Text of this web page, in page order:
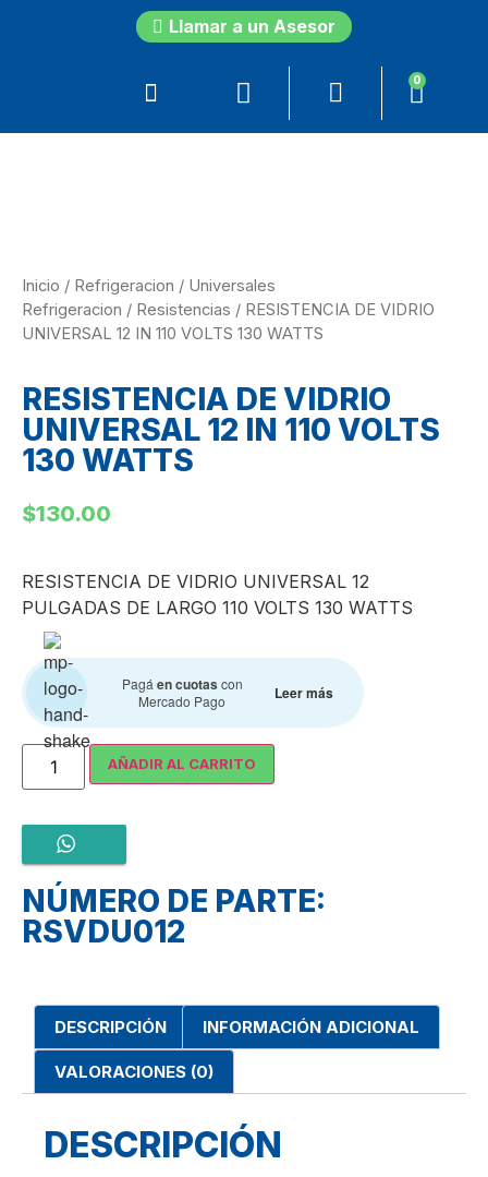
Llamar a un Asesor
0
Inicio / Refrigeracion / Universales
Refrigeracion / Resistencias / RESISTENCIA DE VIDRIO
UNIVERSAL 12 IN 110 VOLTS 130 WATTS
RESISTENCIA DE VIDRIO
UNIVERSAL 12 IN 110 VOLTS
130 WATTS
$130.00
RESISTENCIA DE VIDRIO UNIVERSAL 12
PULGADAS DE LARGO 110 VOLTS 130 WATTS
Pagáen cuotas con
Mercado Pago
Leer más
AÑADIR AL CARRITO
NÚMERO DE PARTE:
RSVDU012
DESCRIPCIÓN INFORMACIÓN ADICIONAL
VALORACIONES (0)
DESCRIPCIÓN